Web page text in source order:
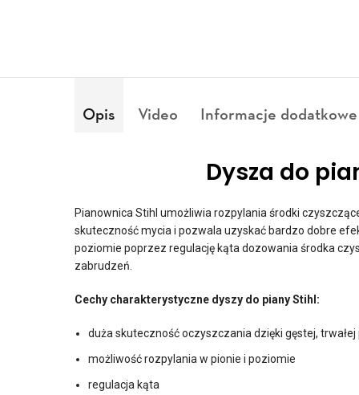
Opis Video Informacje dodatkowe
Dysza do
Pianownica Stihl umożliwia rozpylania środki
skuteczność mycia i pozwala uzyskać bardzo dobre
poziomie poprzez regulację kąta dozowania środka
zabrudzeń.
Cechy charakterystyczne dyszy do piany Stihl:
duża skuteczność oczyszczania dzięki gęstej, trwałej
możliwość rozpylania w pionie i poziomie
regulacja kąta